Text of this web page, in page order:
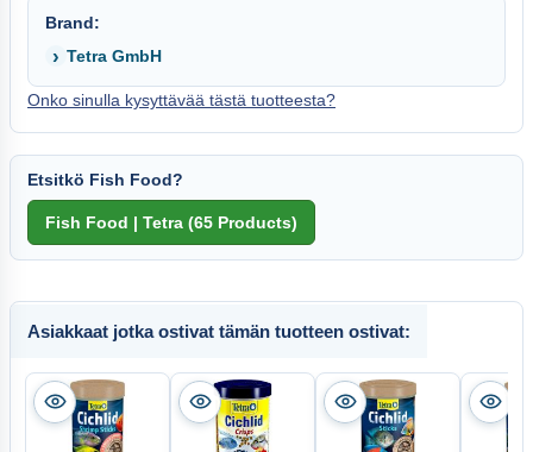
Brand:
Tetra GmbH
Onko sinulla kysyttävää tästä tuotteesta?
Etsitkö Fish Food?
Asiakkaat jotka ostivat tämän tuotteen ostivat: